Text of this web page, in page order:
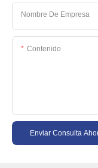
Nombre De Empresa
Contenido
Enviar Consulta